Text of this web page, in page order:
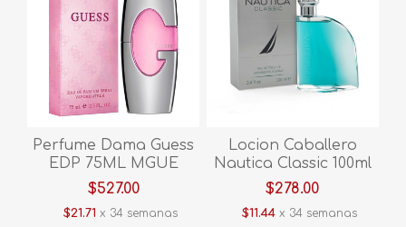
Perfume Dama Guess
EDP 75ML MGUE
$527.00
$21.71 x 34 semanas
Locion Caballero
Nautica Classic 100ml
HNAU
$278.00
$11.44x 34 semanas